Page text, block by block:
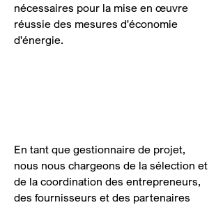
nécessaires pour la mise en œuvre
réussie des mesures d'économie
d'énergie.
En tant que gestionnaire de projet,
nous nous chargeons de la sélection et
de la coordination des entrepreneurs,
des fournisseurs et des partenaires